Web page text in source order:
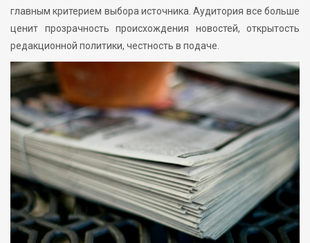
главным критерием выбора источника. Аудитория все больше
ценит прозрачность происхождения новостей, открытость
редакционной политики, честность в подаче.